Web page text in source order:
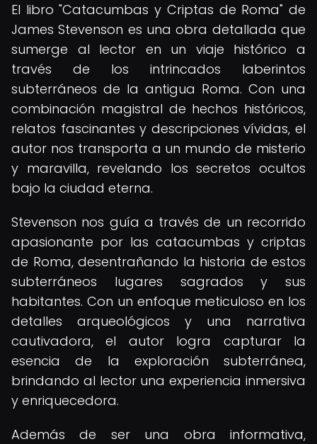
El libro "Catacumbas y Criptas de Roma" de
James Stevenson es una obra detallada que
sumerge al lector en un viaje histórico a
través de los intrincados laberintos
subterráneos de la antigua Roma. Con una
combinación magistral de hechos históricos,
relatos fascinantes y descripciones vívidas, el
autor nos transporta a un mundo de misterio
y maravilla, revelando los secretos ocultos
bajo la ciudad eterna.
Stevenson nos guía a través de un recorrido
apasionante por las catacumbas y criptas
de Roma, desentrañando la historia de estos
subterráneos lugares sagrados y sus
habitantes. Con un enfoque meticuloso en los
detalles arqueológicos y una narrativa
cautivadora, el autor logra capturar la
esencia de la exploración subterránea,
brindando al lector una experiencia inmersiva
y enriquecedora.
Además de ser una obra informativa,